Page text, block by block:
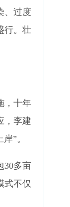
、过度
行。壮
，十年
，李建
”。
30多亩
式不仅